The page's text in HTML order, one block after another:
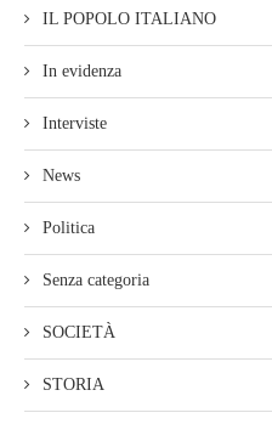
IL POPOLO ITALIANO
In evidenza
Interviste
News
Politica
Senza categoria
SOCIETÀ
STORIA